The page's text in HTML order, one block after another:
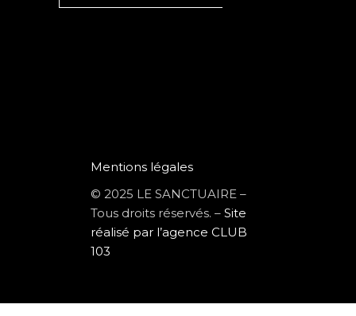
Mentions légales
© 2025 LE SANCTUAIRE –
Tous droits réservés. – Site
réalisé par l’agence CLUB
103